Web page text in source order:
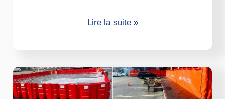
Lire la suite »
6
solutions